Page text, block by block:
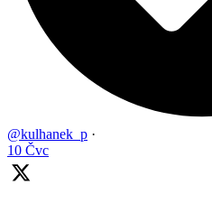
@kulhanek_p ·
10 Čvc